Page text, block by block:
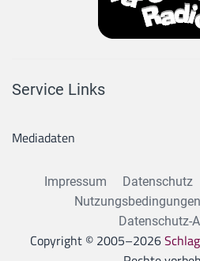
Service Links
Mediadaten
Impressum Datenschutz
Nutzungsbedingungen
Datenschutz-
Copyright © 2005–2026